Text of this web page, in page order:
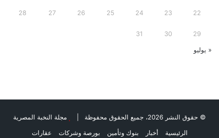
22
23
24
25
26
27
28
29
30
31
« يوليو
© حقوق النشر 2026، جميع الحقوق محفوظة |
مجلة النخبة المصرية
الرئيسية
أخبار بنوك وتأمين بورصة وشركات
عقارات